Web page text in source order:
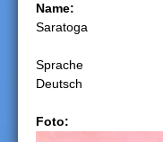
s
i
n
d
Name:
Saratoga
Sprache
Deutsch
Foto: